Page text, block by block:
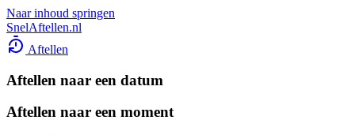
Naar inhoud springen
SnelAftellen.nl
Aftellen
Aftellen naar een datum
Aftellen naar een moment